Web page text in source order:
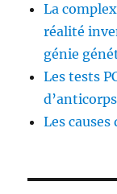
La
réalité
génie
Les tests
d’anticorps
Les causes